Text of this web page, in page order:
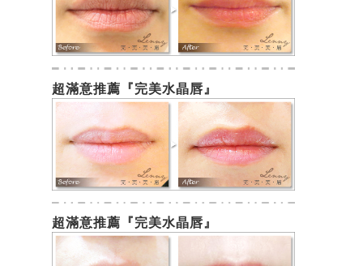
超滿意推薦『完美水晶唇』
超滿意推薦『完美水晶唇』